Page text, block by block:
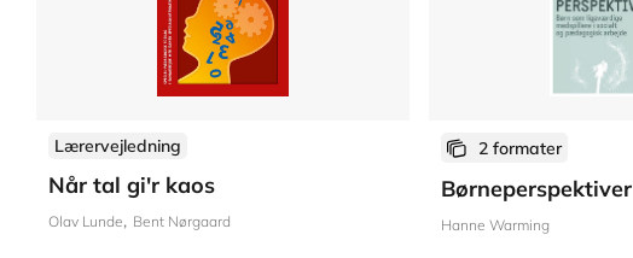
Lærervejledning
Når tal gi'r kaos
Olav Lunde Bent Nørgaard
2 formater
Børneperspektiver
Hanne Warming